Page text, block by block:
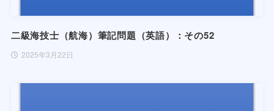
二級海技士（航海）筆記問題（英語）：その52
2025年3月22日